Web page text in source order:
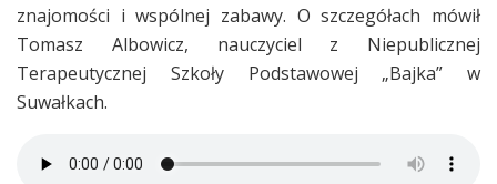
znajomości i wspólnej zabawy. O szczegółach mówił
Tomasz Albowicz, nauczyciel z Niepublicznej
Terapeutycznej Szkoły Podstawowej „Bajka” w
Suwałkach.